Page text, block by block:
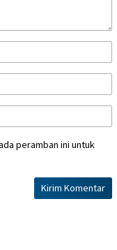
peramban ini untuk